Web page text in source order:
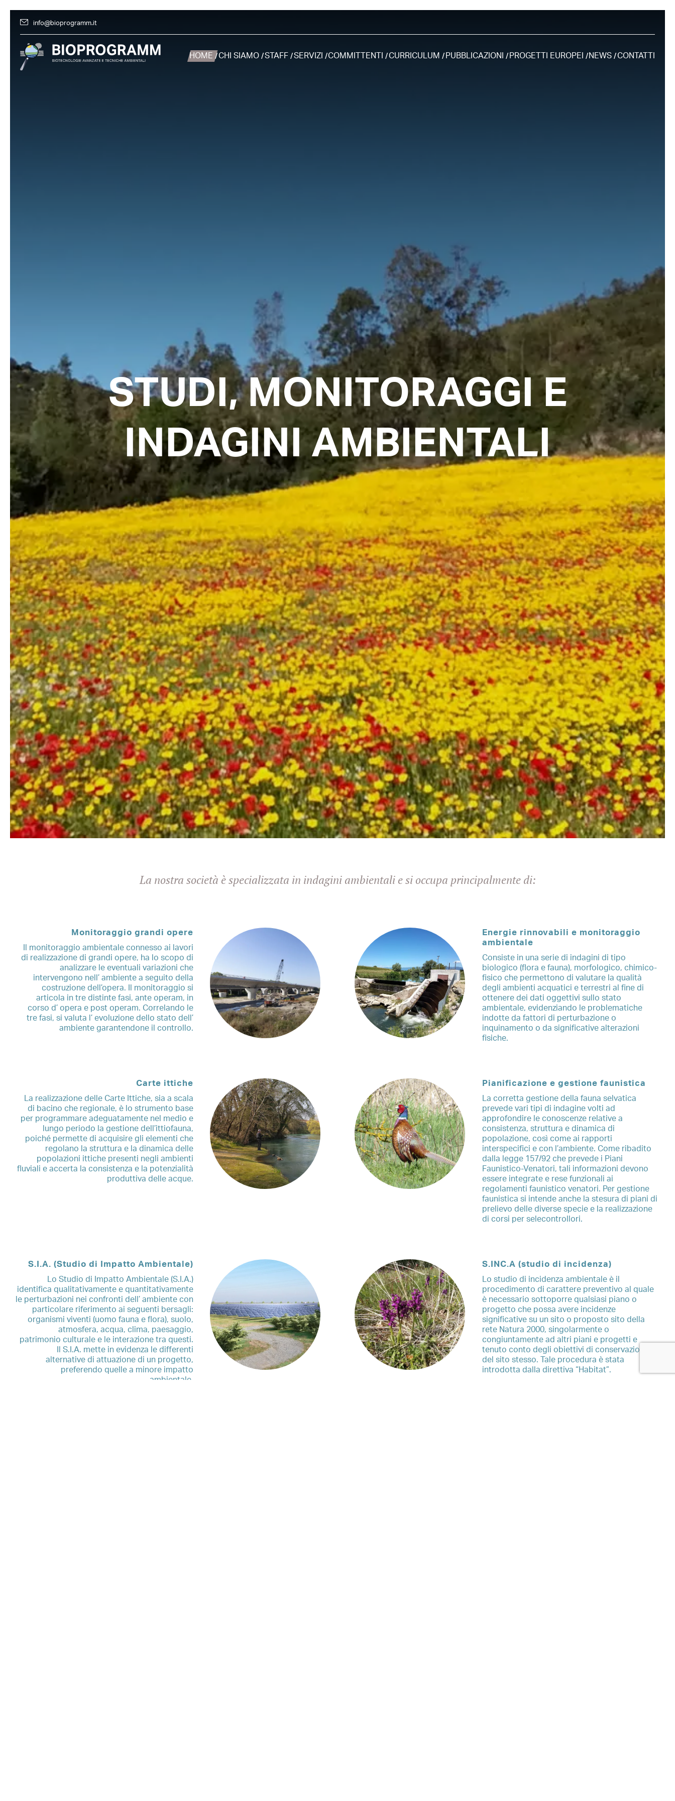
info@bioprogramm.it
HOME CHI SIAMO STAFF SERVIZI COMMITTENTI CURRICULUM PUBBLICAZIONI PROGETTI EUROPEI NEWS CONTATTI
STUDI, MONITORAGGI E
INDAGINI AMBIENTALI
La nostra società è specializzata in indagini ambientali e si occupa principalmente di:
Monitoraggio grandi opere
Il monitoraggio ambientale connesso ai lavori
di realizzazione di grandi opere, ha lo scopo di
analizzare le eventuali variazioni che
intervengono nell’ ambiente a seguito della
costruzione dell’opera. Il monitoraggio si
articola in tre distinte fasi, ante operam, in
corso d’ opera e post operam. Correlando le
tre fasi, si valuta l’ evoluzione dello stato dell’
ambiente garantendone il controllo.
Energie rinnovabili e monitoraggio
ambientale
Consiste in una serie di indagini di tipo
biologico (flora e fauna), morfologico, chimico-
fisico che permettono di valutare la qualità
degli ambienti acquatici e terrestri al fine di
ottenere dei dati oggettivi sullo stato
ambientale, evidenziando le problematiche
indotte da fattori di perturbazione o
inquinamento o da significative alterazioni
fisiche.
Carte ittiche
La realizzazione delle Carte Ittiche, sia a scala
di bacino che regionale, è lo strumento base
per programmare adeguatamente nel medio e
lungo periodo la gestione dell’ittiofauna,
poiché permette di acquisire gli elementi che
regolano la struttura e la dinamica delle
popolazioni ittiche presenti negli ambienti
fluviali e accerta la consistenza e la potenzialità
produttiva delle acque.
Pianificazione e gestione faunistica
La corretta gestione della fauna selvatica
prevede vari tipi di indagine volti ad
approfondire le conoscenze relative a
consistenza, struttura e dinamica di
popolazione, così come ai rapporti
interspecifici e con l’ambiente. Come ribadito
dalla legge 157/92 che prevede i Piani
Faunistico-Venatori, tali informazioni devono
essere integrate e rese funzionali ai
regolamenti faunistico venatori. Per gestione
faunistica si intende anche la stesura di piani di
prelievo delle diverse specie e la realizzazione
di corsi per selecontrollori.
S.I.A. (Studio di Impatto Ambientale)
Lo Studio di Impatto Ambientale (S.I.A.)
identifica qualitativamente e quantitativamente
le perturbazioni nei confronti dell’ ambiente con
particolare riferimento ai seguenti bersagli:
organismi viventi (uomo fauna e flora), suolo,
atmosfera, acqua, clima, paesaggio,
patrimonio culturale e le interazione tra questi.
Il S.I.A. mette in evidenza le differenti
alternative di attuazione di un progetto,
preferendo quelle a minore impatto
ambientale.
S.INC.A (studio di incidenza)
Lo studio di incidenza ambientale è il
procedimento di carattere preventivo al quale
è necessario sottoporre qualsiasi piano o
progetto che possa avere incidenze
significative su un sito o proposto sito della
rete Natura 2000, singolarmente o
congiuntamente ad altri piani e progetti e
tenuto conto degli obiettivi di conservazione
del sito stesso. Tale procedura è stata
introdotta dalla direttiva “Habitat”.